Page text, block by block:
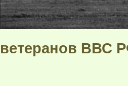
ветеранов ВВС